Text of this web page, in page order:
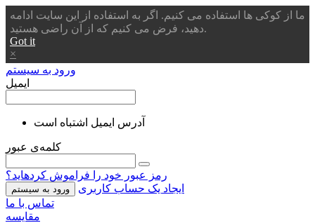
ما از کوکی ها استفاده می کنیم. اگر به استفاده از این سایت ادامه
دهید، فرض می کنیم که از آن راضی هستید.
Got it
×
ورود به سیستم
ایمیل
آدرس ایمیل اشتباه است
کلمه‌ی عبور
رمز عبور خود را فراموش کردهاید؟
ورود به سیستم
ایجاد یک حساب کاربری
تماس با ما
مقایسه